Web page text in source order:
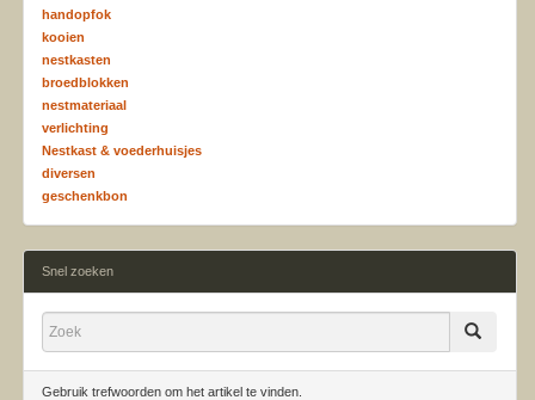
handopfok
kooien
nestkasten
broedblokken
nestmateriaal
verlichting
Nestkast & voederhuisjes
diversen
geschenkbon
Snel zoeken
Gebruik trefwoorden om het artikel te vinden.